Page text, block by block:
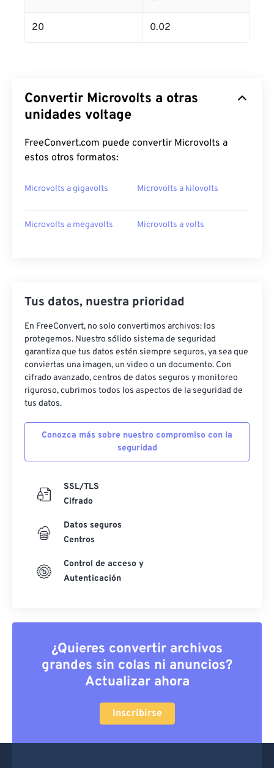
20 0.02
Convertir Microvolts a otras
unidades voltage
FreeConvert.com puede convertir Microvolts a
estos otros formatos:
Microvolts a gigavolts Microvolts a kilovolts
Microvolts a megavolts Microvolts a volts
Tus datos, nuestra prioridad
En FreeConvert, no solo convertimos archivos: los
protegemos. Nuestro sólido sistema de seguridad
garantiza que tus datos estén siempre seguros, ya sea que
conviertas una imagen, un video o un documento. Con
cifrado avanzado, centros de datos seguros y monitoreo
riguroso, cubrimos todos los aspectos de la seguridad de
tus datos.
Conozca más sobre nuestro compromiso con la
seguridad
SSL/TLS
Cifrado
Datos seguros
Centros
Control de acceso y
Autenticación
¿Quieres convertir archivos
grandes sin colas ni anuncios?
Actualizar ahora
Inscribirse